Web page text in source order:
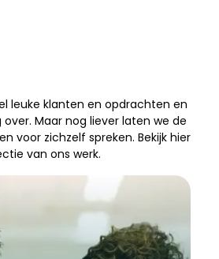
leuke klanten en opdrachten en
Maar nog liever laten we de
voor zichzelf spreken. Bekijk hier
van ons werk.